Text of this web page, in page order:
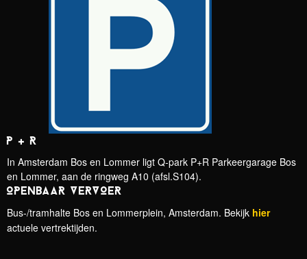
P + R
In Amsterdam Bos en Lommer ligt Q-park P+R Parkeergarage Bos
en Lommer, aan de ringweg A10 (afsl.S104).
OPENBAAR VERVOER
Bus-/tramhalte Bos en Lommerplein, Amsterdam. Bekijk hier
actuele vertrektijden.